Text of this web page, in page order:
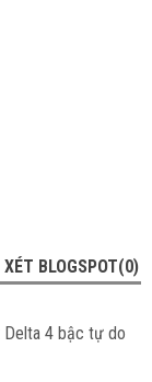
BLOGSPOT(0)
Delta 4 bậc tự do